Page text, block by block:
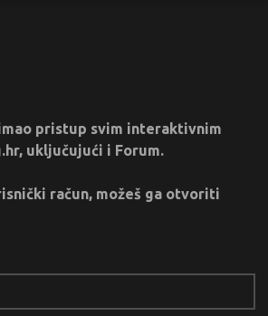
pristup svim interaktivnim
uključujući i Forum.
račun, možeš ga otvoriti